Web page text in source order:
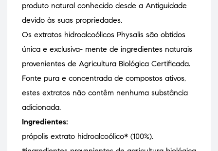
produto natural conhecido desde a Antiguidade
devido às suas propriedades.
Os extratos hidroalcoólicos Physalis são obtidos
única e exclusiva- mente de ingredientes naturais
provenientes de Agricultura Biológica Certificada.
Fonte pura e concentrada de compostos ativos,
estes extratos não contêm nenhuma substância
adicionada.
Ingredientes:
própolis extrato hidroalcoólico* (100%).